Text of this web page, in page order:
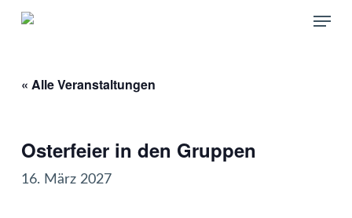
Skip
Menu
« Alle Veranstaltungen
Osterfeier in den Gruppen
16. März 2027